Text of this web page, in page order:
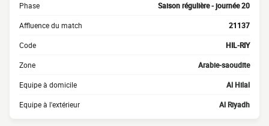
Phase Saison régulière - journée 20
Affluence du match 21137
Code HIL-RIY
Zone Arabie-saoudite
Equipe à domicile Al Hilal
Equipe à l'extérieur Al Riyadh